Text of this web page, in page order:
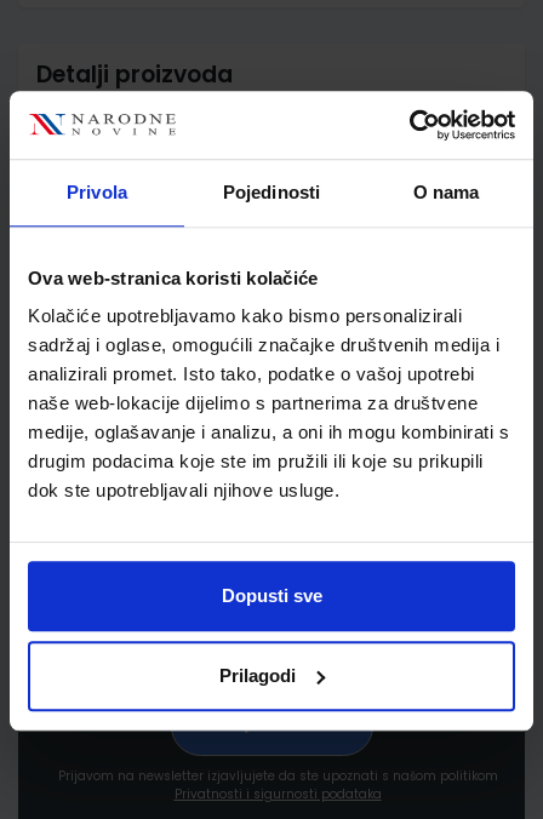
Privola Pojedinosti O nama
Ova web-stranica koristi kolačiće
Kolačiće upotrebljavamo kako bismo personalizirali
sadržaj i oglase, omogućili značajke društvenih medija i
analizirali promet. Isto tako, podatke o vašoj upotrebi
naše web-lokacije dijelimo s partnerima za društvene
medije, oglašavanje i analizu, a oni ih mogu kombinirati s
drugim podacima koje ste im pružili ili koje su prikupili
dok ste upotrebljavali njihove usluge.
Dopusti sve
Prilagodi
Detalji proizvoda
Šifra proizvoda
Newsletter prijava
proizvodima i uslugama, akcijama i drugim
pogodnostima
Prijavom na newsletter izjavljujete da ste upoznati s našom politikom
Privatnosti i sigurnosti podataka